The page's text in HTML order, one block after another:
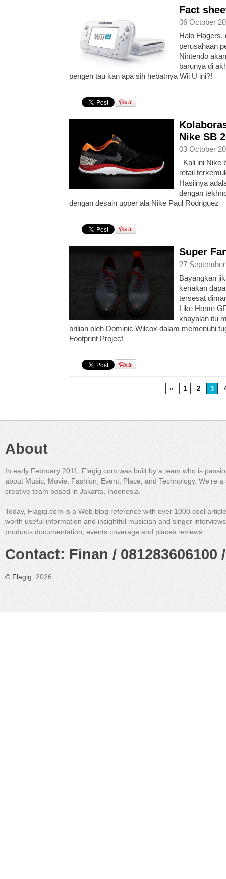
Fact
06 October
Halo Flagers,
perusahaan
Nintendo
barunya di
pengen tau kan apa sih hebatnya Wii U ini?!
Nike SB
03 October
Kali ini Nike
retail
Hasilnya
dengan
dengan desain upper ala Nike Paul Rodriguez
Super
27
Bayangkan
kenakan
tersesat
Like Home
khayalan itu
brilian oleh Dominic Wilcox dalam memenuhi
Footprint Project
« 1 2 3
About
In early February 2011, Flagig.com was built by a team who is
about Music, Movie, Fashion, Event, Place, and Technology. We're a
creative team based in Jakarta, Indonesia.
Today, Flagig.com is a Web blog reference with over 1000 cool
worth useful information and insightful musician and singer
products documentation, events coverage and places reviews.
Contact: Finan /
© Flagig , 2026